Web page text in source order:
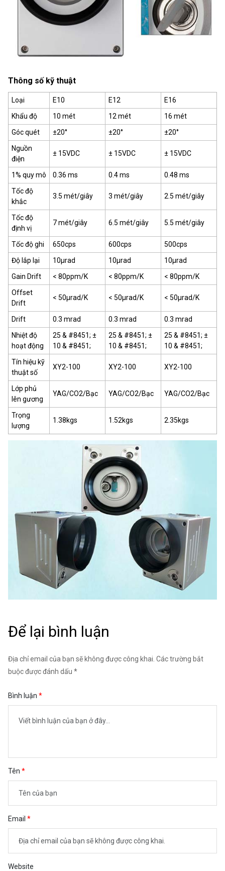
Thông số kỹ thuật
Loại E10 E12
E16
Khẩu độ
10 mét 12 mét
16 mét
Góc quét
±20° ±20°
±20°
Nguồn
điện
± 15VDC ± 15VDC ± 15VDC
1% quy mô 0.36 ms 0.4 ms
0.48 ms
Tốc độ
khắc
3.5 mét/giây 3 mét/giây 2.5 mét/giây
Tốc độ
định vị
7 mét/giây 6.5 mét/giây 5.5 mét/giây
Tốc độ ghi 650cps 600cps
500cps
Độ lắp lại
10μrad 10μrad
10μrad
Gain Drift
< 80ppm/K < 80ppm/K
< 80ppm/K
Offset
Drift
< 50μrad/K < 50μrad/K < 50μrad/K
Drift 0.3 mrad 0.3 mrad
0.3 mrad
Nhiệt độ
hoạt động
25 & #8451; ±
10 & #8451;
25 & #8451; ±
10 & #8451;
25 & #8451; ±
10 & #8451;
Tín hiệu kỹ
thuật số
XY2-100 XY2-100 XY2-100
Lớp phủ
lên gương
YAG/CO2/Bạc YAG/CO2/Bạc YAG/CO2/Bạc
Trọng
lượng
1.38kgs 1.52kgs 2.35kgs
Để lại bình luận
Địa chỉ email của bạn sẽ không được công khai. Các trường bắt
buộc được đánh dấu *
Bình luận
Tên
Email
Website